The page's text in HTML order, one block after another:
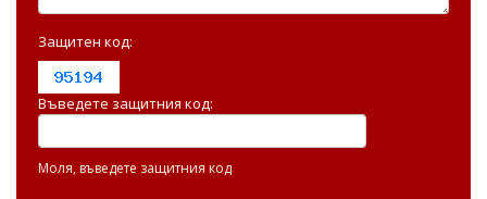
Защитен код:
Въведете защитния код:
Моля, въведете защитния код